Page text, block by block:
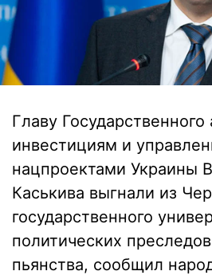
Главу Государственного
инвестициям и
нацпроектами Украины
Каськива выгнали из
государственного
политических
пьянства, сообщил